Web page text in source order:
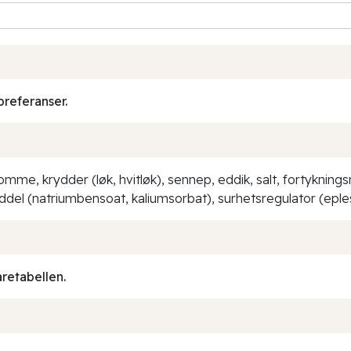
krydder (løk, hvitløk), sennep, eddik, salt,
(natriumbensoat, kaliumsorbat), surhetsregulator